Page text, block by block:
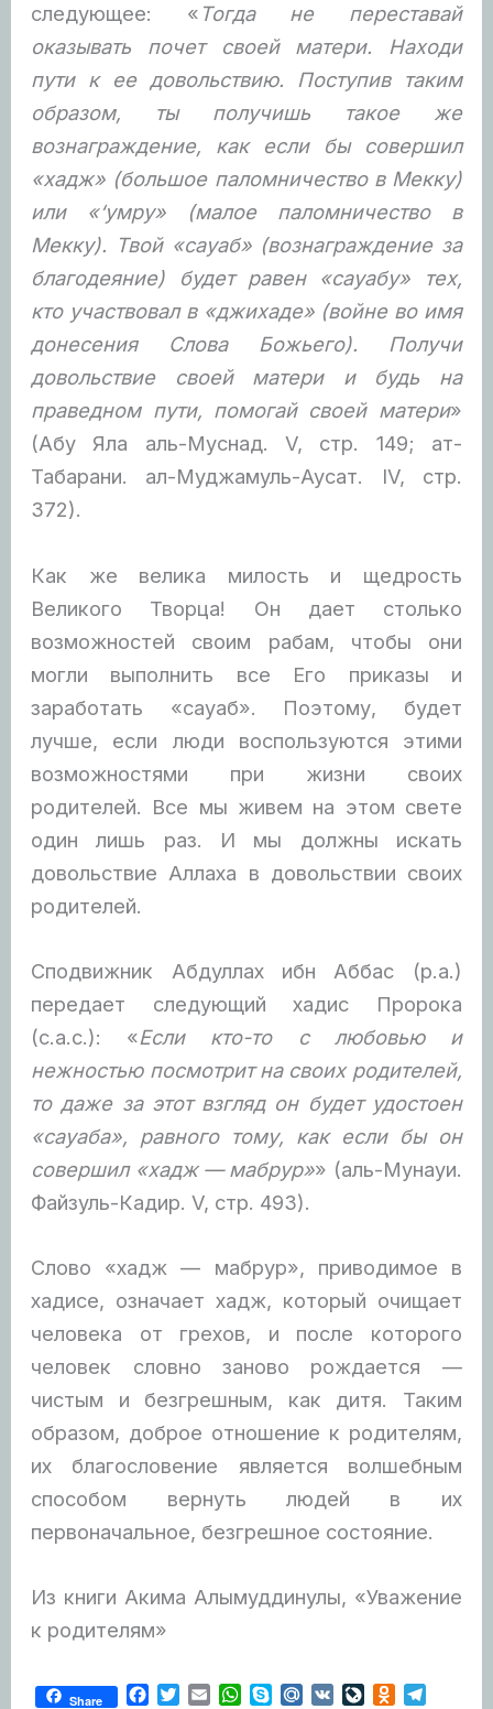
следующее: « Тогда не переставай
оказывать почет своей матери. Находи
пути к ее довольствию. Поступив таким
образом, ты получишь такое же
вознаграждение, как если бы совершил
«хадж» (большое паломничество в Мекку)
или «‘умру» (малое паломничество в
Мекку). Твой «сауаб» (вознаграждение за
благодеяние) будет равен «сауабу» тех,
кто участвовал в «джихаде» (войне во имя
донесения Слова Божьего). Получи
довольствие своей матери и будь на
праведном пути, помогай своей матери»
(Абу Яла аль-Муснад. V, стр. 149; ат-
Табарани. ал-Муджамуль-Аусат. IV, стр.
372).
Как же велика милость и щедрость
Великого Творца! Он дает столько
возможностей своим рабам, чтобы они
могли выполнить все Его приказы и
заработать «сауаб». Поэтому, будет
лучше, если люди воспользуются этими
возможностями при жизни своих
родителей. Все мы живем на этом свете
один лишь раз. И мы должны искать
довольствие Аллаха в довольствии своих
родителей.
Сподвижник Абдуллах ибн Аббас (р.а.)
передает следующий хадис Пророка
(с.а.с.): «Если кто-то с любовью и
нежностью посмотрит на своих родителей,
то даже за этот взгляд он будет удостоен
«сауаба», равного тому, как если бы он
совершил «хадж — мабрур»» (аль-Мунауи.
Файзуль-Кадир. V, стр. 493).
Слово «хадж — мабрур», приводимое в
хадисе, означает хадж, который очищает
человека от грехов, и после которого
человек словно заново рождается —
чистым и безгрешным, как дитя. Таким
образом, доброе отношение к родителям,
их благословение является волшебным
способом вернуть людей в их
первоначальное, безгрешное состояние.
Из книги Акима Алымуддинулы, «Уважение
к родителям»
Share
T
W
S
M
V
O